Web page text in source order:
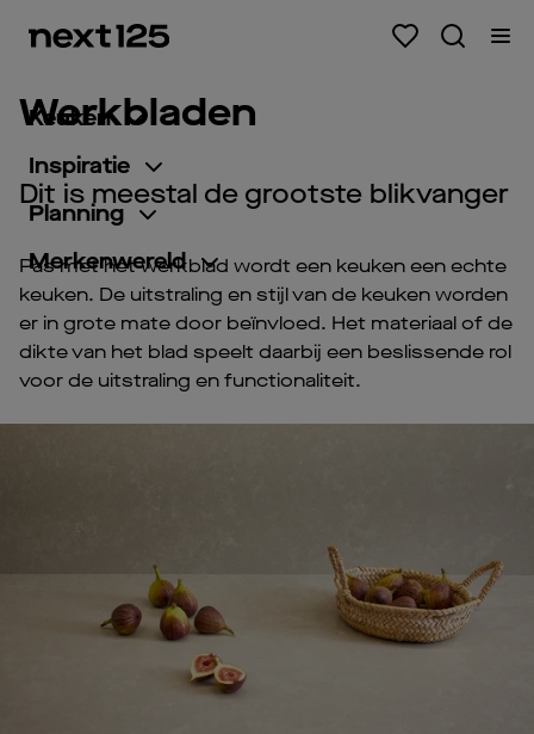
Keuken
Inspiratie
Planning
Merkenwereld
Werkbladen
Dit is meestal de grootste blikvanger
Pas met het werkblad wordt een keuken een echte
keuken. De uitstraling en stijl van de keuken worden
er in grote mate door beïnvloed. Het materiaal of de
dikte van het blad speelt daarbij een beslissende rol
voor de uitstraling en functionaliteit.